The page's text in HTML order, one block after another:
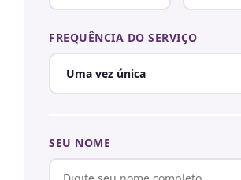
FREQUÊNCIA DO SERVIÇO
SEU NOME